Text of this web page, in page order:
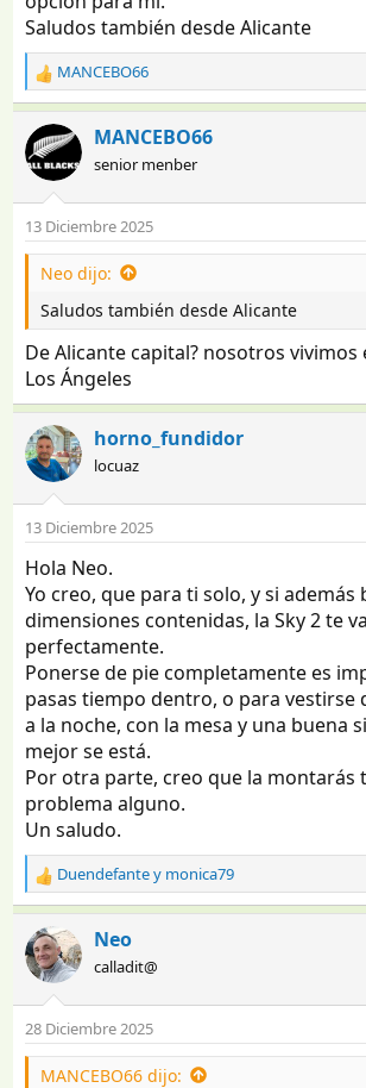
Saludos también desde Alicante
R
e
a
c
c
o
n
e
MANCEBO66
MANCEBO66
senior menber
13 Diciembre 2025
Neo dijo:
Saludos también desde Alicante
De Alicante capital? nosotros
Los Ángeles
horno_fundidor
locuaz
13 Diciembre 2025
Hola Neo.
Yo creo, que para ti solo, y si además
dimensiones contenidas, la Sky 2 te
perfectamente.
Ponerse de pie completamente es
pasas tiempo dentro, o para vestirse
a la noche, con la mesa y una buena
mejor se está.
Por otra parte, creo que la montarás
problema alguno.
Un saludo.
R
e
a
c
c
o
n
e
Duendefantey monica79
Neo
calladit@
28 Diciembre 2025
MANCEBO66 dijo: